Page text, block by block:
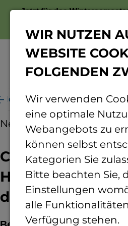
Jetzt für das
von KI in
News
Chancen und
der
WIR NUTZEN
WEBSITE
FOLGENDEN
Wir verwenden
eine optimale
Webangebots zu
können selbst
Kategorien Sie
Bitte beachten Sie,
Einstellungen
alle
Verfügung stehen.